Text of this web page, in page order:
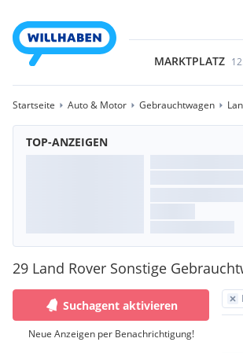
MARKTPLATZ
Startseite Auto & Motor Gebrauchtwagen
TOP-ANZEIGEN
29 Land Rover Sonstige
Suchagent aktivieren
Neue Anzeigen per Benachrichtigung!